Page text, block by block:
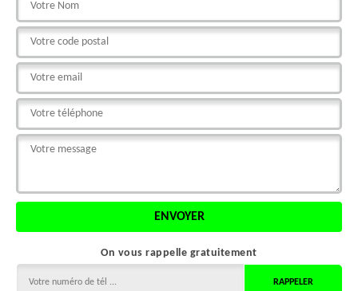
On vous rappelle gratuitement